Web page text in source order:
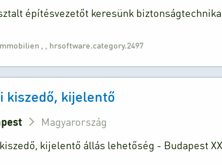
építésvezetőt keresünk
hrsoftware.category.2497
kiszedő, kijelentő
Magyarország
kijelentő állás lehetőség - Budapest